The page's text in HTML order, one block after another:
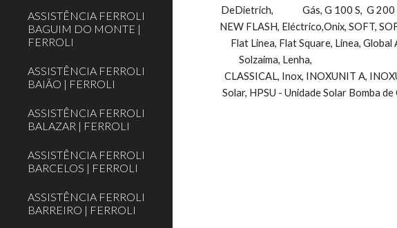
ASSISTÊNCIA FERROLI
BAGUIM DO MONTE |
FERROLI
ASSISTÊNCIA FERROLI
BAIÃO | FERROLI
ASSISTÊNCIA FERROLI
BALAZAR | FERROLI
ASSISTÊNCIA FERROLI
BARCELOS | FERROLI
ASSISTÊNCIA FERROLI
BARREIRO | FERROLI
DeDietrich,              Gás, G 100 S,  G
NEW FLASH, Eléctrico,Onix, SOFT,
Flat Linea, Flat Square, Linea, Global
Solzaima, Lenha,
CLASSICAL, Inox, INOXUNIT A,
Solar, HPSU - Unidade Solar Bomba